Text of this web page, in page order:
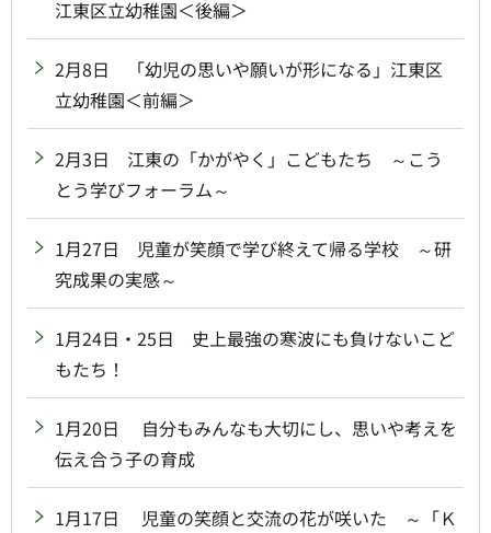
江東区立幼稚園＜後編＞
2月8日 「幼児の思いや願いが形になる」江東区
立幼稚園＜前編＞
2月3日 江東の「かがやく」こどもたち ～こう
とう学びフォーラム～
1月27日 児童が笑顔で学び終えて帰る学校 ～研
究成果の実感～
1月24日・25日 史上最強の寒波にも負けないこど
もたち！
1月20日 自分もみんなも大切にし、思いや考えを
伝え合う子の育成
1月17日 児童の笑顔と交流の花が咲いた ～「Ｋ